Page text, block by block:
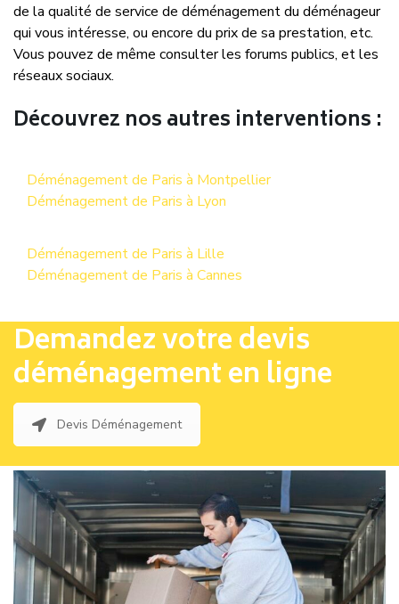
de la qualité de service de déménagement du déménageur
qui vous intéresse, ou encore du prix de sa prestation, etc.
Vous pouvez de même consulter les forums publics, et les
réseaux sociaux.
Découvrez nos autres interventions :
Déménagement de Paris à Montpellier
Déménagement de Paris à Lyon
Déménagement de Paris à Lille
Déménagement de Paris à Cannes
Demandez votre devis
déménagement en ligne
Devis Déménagement